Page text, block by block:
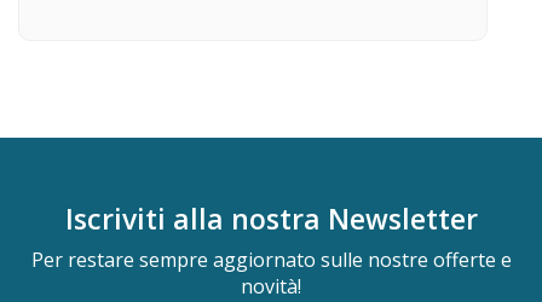
Iscriviti alla nostra Newsletter
Per restare sempre aggiornato sulle nostre offerte e
novità!